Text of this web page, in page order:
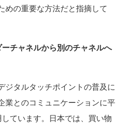
めの重要な方法だと指摘して
チャネルから別のチャネルへ
ジタルタッチポイントの普及に
業とのコミュニケーションに平
ています。日本では、買い物